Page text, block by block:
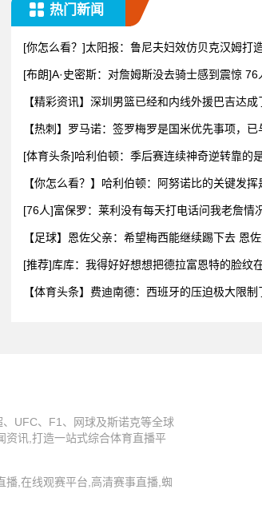
热门新闻
[你怎么看？]太阳报：鲁尼夫妇效仿贝克汉姆打
[布朗]A·史密斯：对詹姆斯没去骑士感到震惊 76
【精彩资讯】深圳男篮已经和内线外援巴吉达成
【热刺】罗马诺：签罗梅罗是国米优先事项，已
[体育头条]哈利伯顿：季后赛连续神奇逆转靠的是
【你怎么看？】哈利伯顿：阿努诺比的关键发挥
[76人]富保罗：莱利没有每天打电话问我老詹情
【足球】恩佐父亲：希望梅西能继续踢下去 恩佐
[推荐]库库：我得好好想想把德拉富恩特的脸纹在
【体育头条】费迪南德：西班牙的压迫极大限制
UFC、F1、网球及斯诺克等全球
资讯,打造一站式综合体育直播平
,在线观赛平台,高清赛事直播,蜘